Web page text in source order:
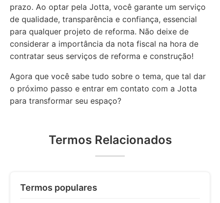
prazo. Ao optar pela Jotta, você garante um serviço
de qualidade, transparência e confiança, essencial
para qualquer projeto de reforma. Não deixe de
considerar a importância da nota fiscal na hora de
contratar seus serviços de reforma e construção!
Agora que você sabe tudo sobre o tema, que tal dar
o próximo passo e entrar em contato com a Jotta
para transformar seu espaço?
Termos Relacionados
Termos populares